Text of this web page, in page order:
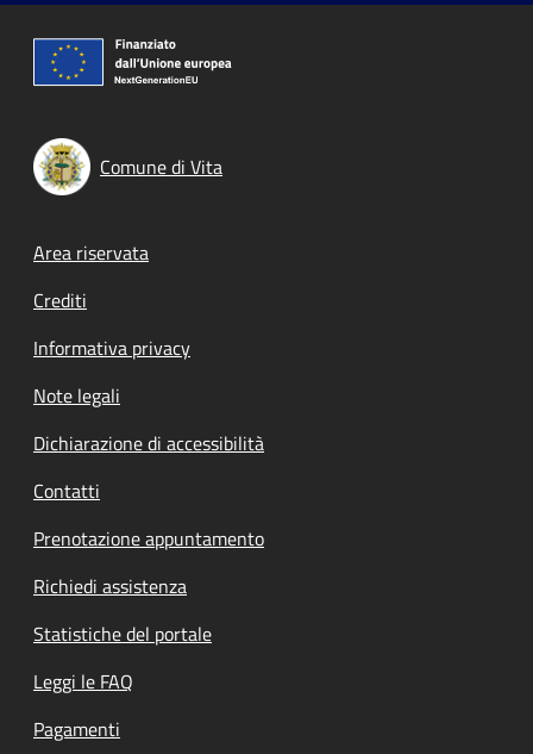
Comune di Vita
Footer menu
Area riservata
Crediti
Informativa privacy
Note legali
Dichiarazione di accessibilità
Contatti
Prenotazione appuntamento
Richiedi assistenza
Statistiche del portale
Leggi le FAQ
Pagamenti